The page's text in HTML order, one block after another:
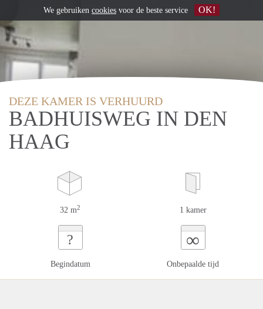
DEZE KAMER IS VERHUURD
BADHUISWEG IN DEN
HAAG
32 m2 1 kamer
?
Begindatum
∞
Onbepaalde tijd
We gebruiken cookies voor de beste service OK!